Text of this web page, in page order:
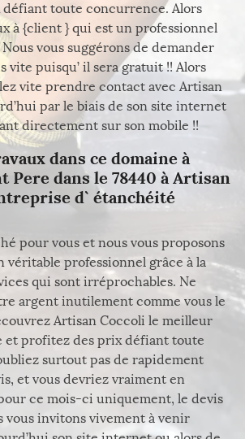
défiant toute concurrence. Alors
à {client } qui est un professionnel
vous suggérons de demander
vite puisqu’ il sera gratuit !! Alors
vite prendre contact avec Artisan
par le biais de son site internet
directement sur son mobile !!
dans ce domaine à
Pere dans le 78440 à Artisan
d` étanchéité
pour vous et nous vous proposons
véritable professionnel grâce à la
qui sont irréprochables. Ne
argent inutilement comme vous le
Artisan Coccoli le meilleur
et profitez des prix défiant toute
surtout pas de rapidement
et vous devriez vraiment en
ce mois-ci uniquement, le devis
vous invitons vivement à venir